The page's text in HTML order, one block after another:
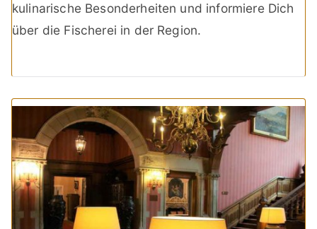
kulinarische Besonderheiten und informiere Dich
über die Fischerei in der Region.